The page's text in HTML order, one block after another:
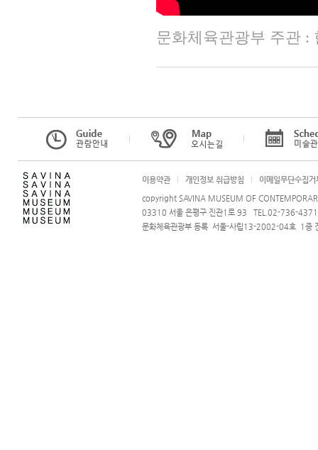
문화체육관광부 주관 :
이용약관l 개인정보 취급방침
이메일무단수집거
copyright SAVINA MUSEUM OF
03310 서울 은평구 진관1로 93 TEL.02-736-
문화체육관광부 등록 서울-사립13-2002-04호 1종